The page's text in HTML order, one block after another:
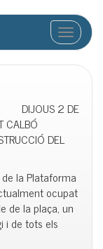
Cambiar
DIJOUS 2 DE
CALBÓ
DEL
la Plataforma
ocupat
de la plaça, un
i de tots els